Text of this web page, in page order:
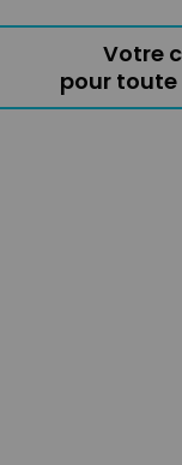
Votre
pour toute